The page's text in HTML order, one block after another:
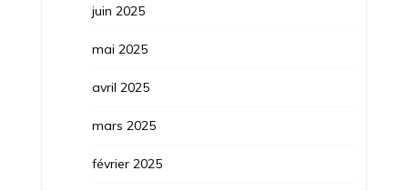
juin 2025
mai 2025
avril 2025
mars 2025
février 2025